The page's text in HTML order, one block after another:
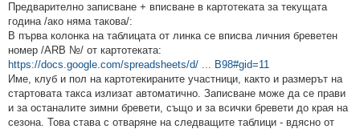
Предварително записване + вписване в картотеката за текущата
година /ако няма такова/:
В първа колонка на таблицата от линка се вписва личния бреветен
номер /ARB №/ от картотеката:
https://docs.google.com/spreadsheets/d/ ... B98#gid=11
Име, клуб и пол на картотекираните участници, както и размерът на
стартовата такса излизат автоматично. Записване може да се прави
и за останалите зимни бревети, също и за всички бревети до края на
сезона. Това става с отваряне на следващите таблици - вдясно от